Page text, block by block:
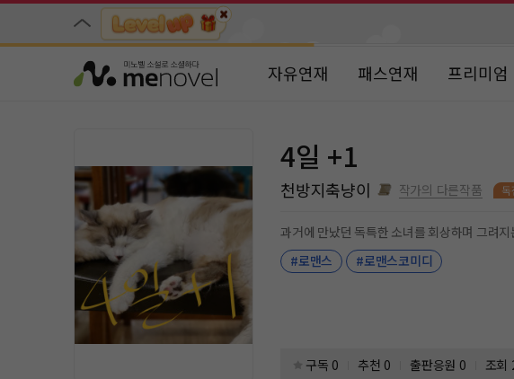
자유연재 패스연재 프리미엄
4일 +1
천방지축냥이 작가의 다른작품
과거에 만났던 독특한 소녀를 회상하며 그려
#로맨스
#로맨스코미디
구독 0 추천 0 출판응원 0 조회